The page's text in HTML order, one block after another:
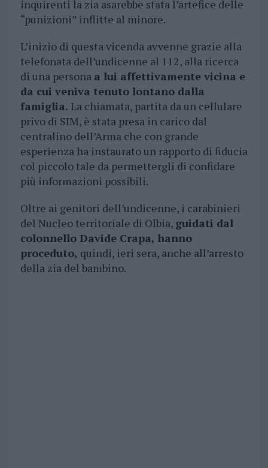
inquirenti la zia asarebbe stata l’artefice delle
“punizioni” inflitte al minore.
L’inizio di questa vicenda avvenne grazie alla
telefonata dell’undicenne al 112, alla ricerca
di una persona a lui affettivamente vicina e
da cui veniva tenuto lontano dalla
famiglia. La chiamata, partita da un cellulare
privo di SIM, è stata presa in carico dal
centralino dell’Arma che con grande
esperienza ha instaurato un rapporto di fiducia
col piccolo tale da permettergli di confidare
più informazioni possibili.
Oltre ai genitori dell’undicenne, i carabinieri
del Nucleo territoriale di Olbia, guidati dal
colonnello Davide Crapa, hanno
proceduto, quindi, ieri sera, anche all’arresto
della zia del bambino.